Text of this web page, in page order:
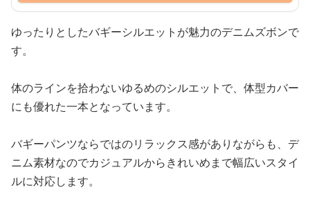
ゆったりとしたバギーシルエットが魅力のデニムズボンで
す。
体のラインを拾わないゆるめのシルエットで、体型カバー
にも優れた一本となっています。
バギーパンツならではのリラックス感がありながらも、デ
ニム素材なのでカジュアルからきれいめまで幅広いスタイ
ルに対応します。